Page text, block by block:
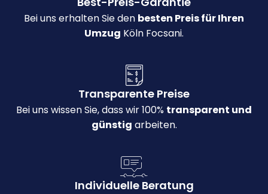
Bei uns erhalten Sie den besten Preis für Ihren
Umzug Köln Focsani.
Transparente Preise
Bei uns wissen Sie, dass wir 100% transparent und
günstig arbeiten.
Individuelle Beratung